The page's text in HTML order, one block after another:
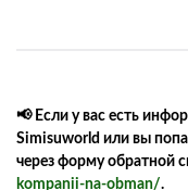
📢 Если у вас есть
Simisuworld или вы
через форму обратной
kompanii-na-obman/.